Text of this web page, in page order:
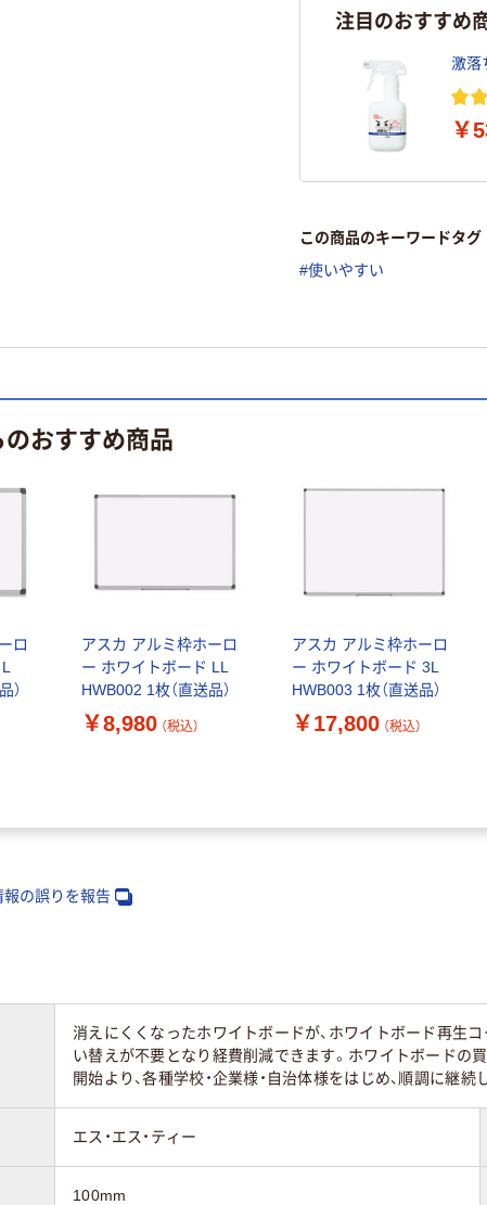
注目のおすすめ
激落
￥
この商品のキーワードタグ
#使いやすい
おすすめ商品
ロ
）
アスカ アルミ枠ホーロ
ー ホワイトボード LL
HWB002 1枚（直送品）
￥8,980 （税込）
アスカ アルミ枠ホーロ
ー ホワイトボード 3L
HWB003 1枚（直送品）
￥17,800 （税込）
報の誤りを報告
消えにくくなったホワイトボードが、ホワイトボード再生
い替えが不要となり経費削減できます。ホワイトボードの
開始より、各種学校・企業様・自治体様をはじめ、順調に継
エス・エス・ティー
100mm